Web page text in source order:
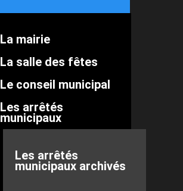
La mairie
La salle des fêtes
Le conseil municipal
Les arrêtés
municipaux
Les arrêtés
municipaux archivés